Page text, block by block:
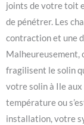
joints de votre toit
de pénétrer. Les
contraction et une
Malheureusement,
fragilisent le solin
votre solin à Ile aux
température ou
installation, votre